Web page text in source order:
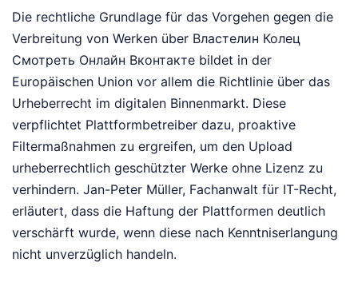
Die rechtliche Grundlage für das Vorgehen gegen die
Verbreitung von Werken über Властелин Колец
Смотреть Онлайн Вконтакте bildet in der
Europäischen Union vor allem die Richtlinie über das
Urheberrecht im digitalen Binnenmarkt. Diese
verpflichtet Plattformbetreiber dazu, proaktive
Filtermaßnahmen zu ergreifen, um den Upload
urheberrechtlich geschützter Werke ohne Lizenz zu
verhindern. Jan-Peter Müller, Fachanwalt für IT-Recht,
erläutert, dass die Haftung der Plattformen deutlich
verschärft wurde, wenn diese nach Kenntniserlangung
nicht unverzüglich handeln.